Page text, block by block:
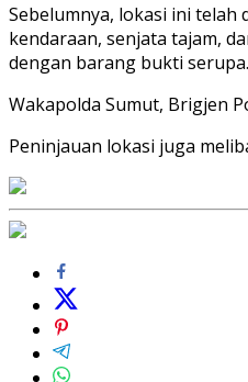
Sebelumnya, lokasi ini telah
kendaraan, senjata tajam,
dengan barang bukti serupa.
Wakapolda Sumut, Brigjen
Peninjauan lokasi juga